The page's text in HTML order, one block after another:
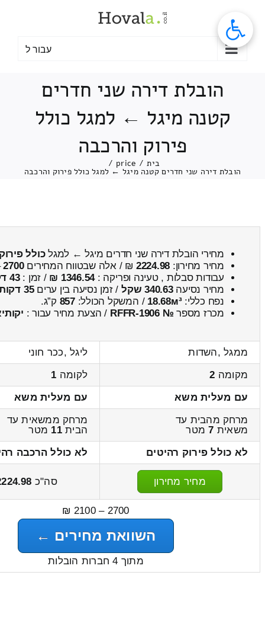
עבור ל
הובלת דירה שני חדרים
קטנה מיגל ← למגל כולל
פירוק והרכבה
בית /
price
/
הובלת דירה שני חדרים קטנה מיגל ← למגל כולל פירוק והרכבה
מחירי הובלת דירה שני חדרים מיגל ← למגלכולל
מחיר מחירון: 2224.98 ₪ / אלה שבטווח המחירים2700
עבודות סבלות , טעינה ופריקה :1346.54 ₪ / זמן :43 דקות 11 שניות
מחיר נסיעה340.63 שקל / זמן נסיעה בין ערים35 דקות
נפח כללי:18.68м³ / המשקל הכולל:857 ק”ג.
מכרז מספר № RFFR-1906 / הצעת מחיר עבור :
ממגל ,השדות
ליגל ,ככר חוני
מקומה 2 לקומה 1
עם מעלית משא
עם מעלית משא
מרחק מהבית עד
משאית 7מטר
מרחק ממשאית עד
הבית11 מטר
לא כולל פירוק רהיטים
לא כולל הרכבה
מחיר מחירון סה"כ
2700 – 2100 ₪
השוואת מחירים ←
מתוך 4 חברות הובלות